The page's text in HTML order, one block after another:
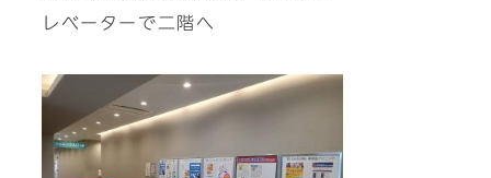
レベーターで二階へ